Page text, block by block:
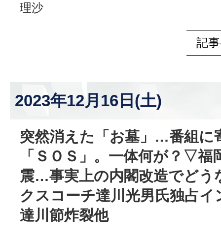
理沙
記
2023年12月16日(土)
突然消えた「お墓」…番組に
「ＳＯＳ」。一体何が？▽福
震…事実上の内閣改造でど
クスコーチ達川光男氏独占イ
達川節炸裂他